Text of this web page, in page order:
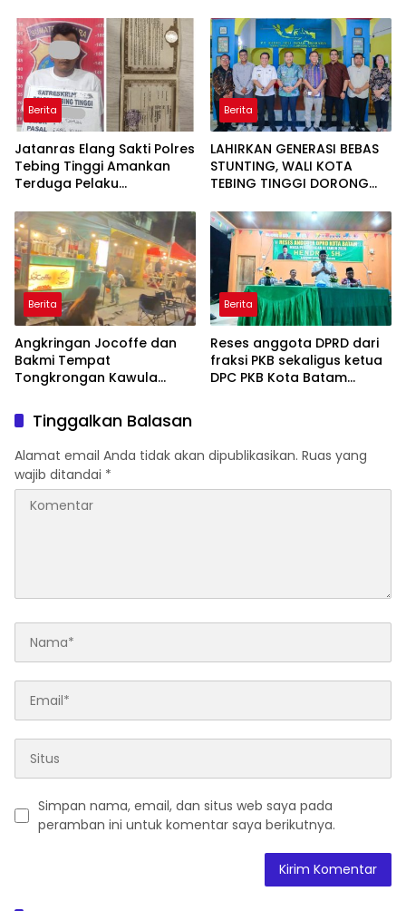
STUNTING
Berita
Jatanras Elang Sakti Polres
Tebing Tinggi Amankan
Terduga Pelaku
Motor
Berita
LAHIRKAN GENERASI BEBAS
STUNTING, WALI KOTA
TEBING TINGGI DORONG
Berita
Angkringan Jocoffe dan
Bakmi Tempat
Tongkrongan Kawula
Pematangsiantar
Berita
Reses anggota DPRD dari
fraksi PKB sekaligus ketua
DPC PKB Kota Batam
Ambulans, dan Sarana
Olahraga
Tinggalkan Balasan
Alamat email Anda tidak akan dipublikasikan. Ruas yang
wajib ditandai *
Simpan nama, email, dan situs web saya pada
peramban ini untuk komentar saya berikutnya.